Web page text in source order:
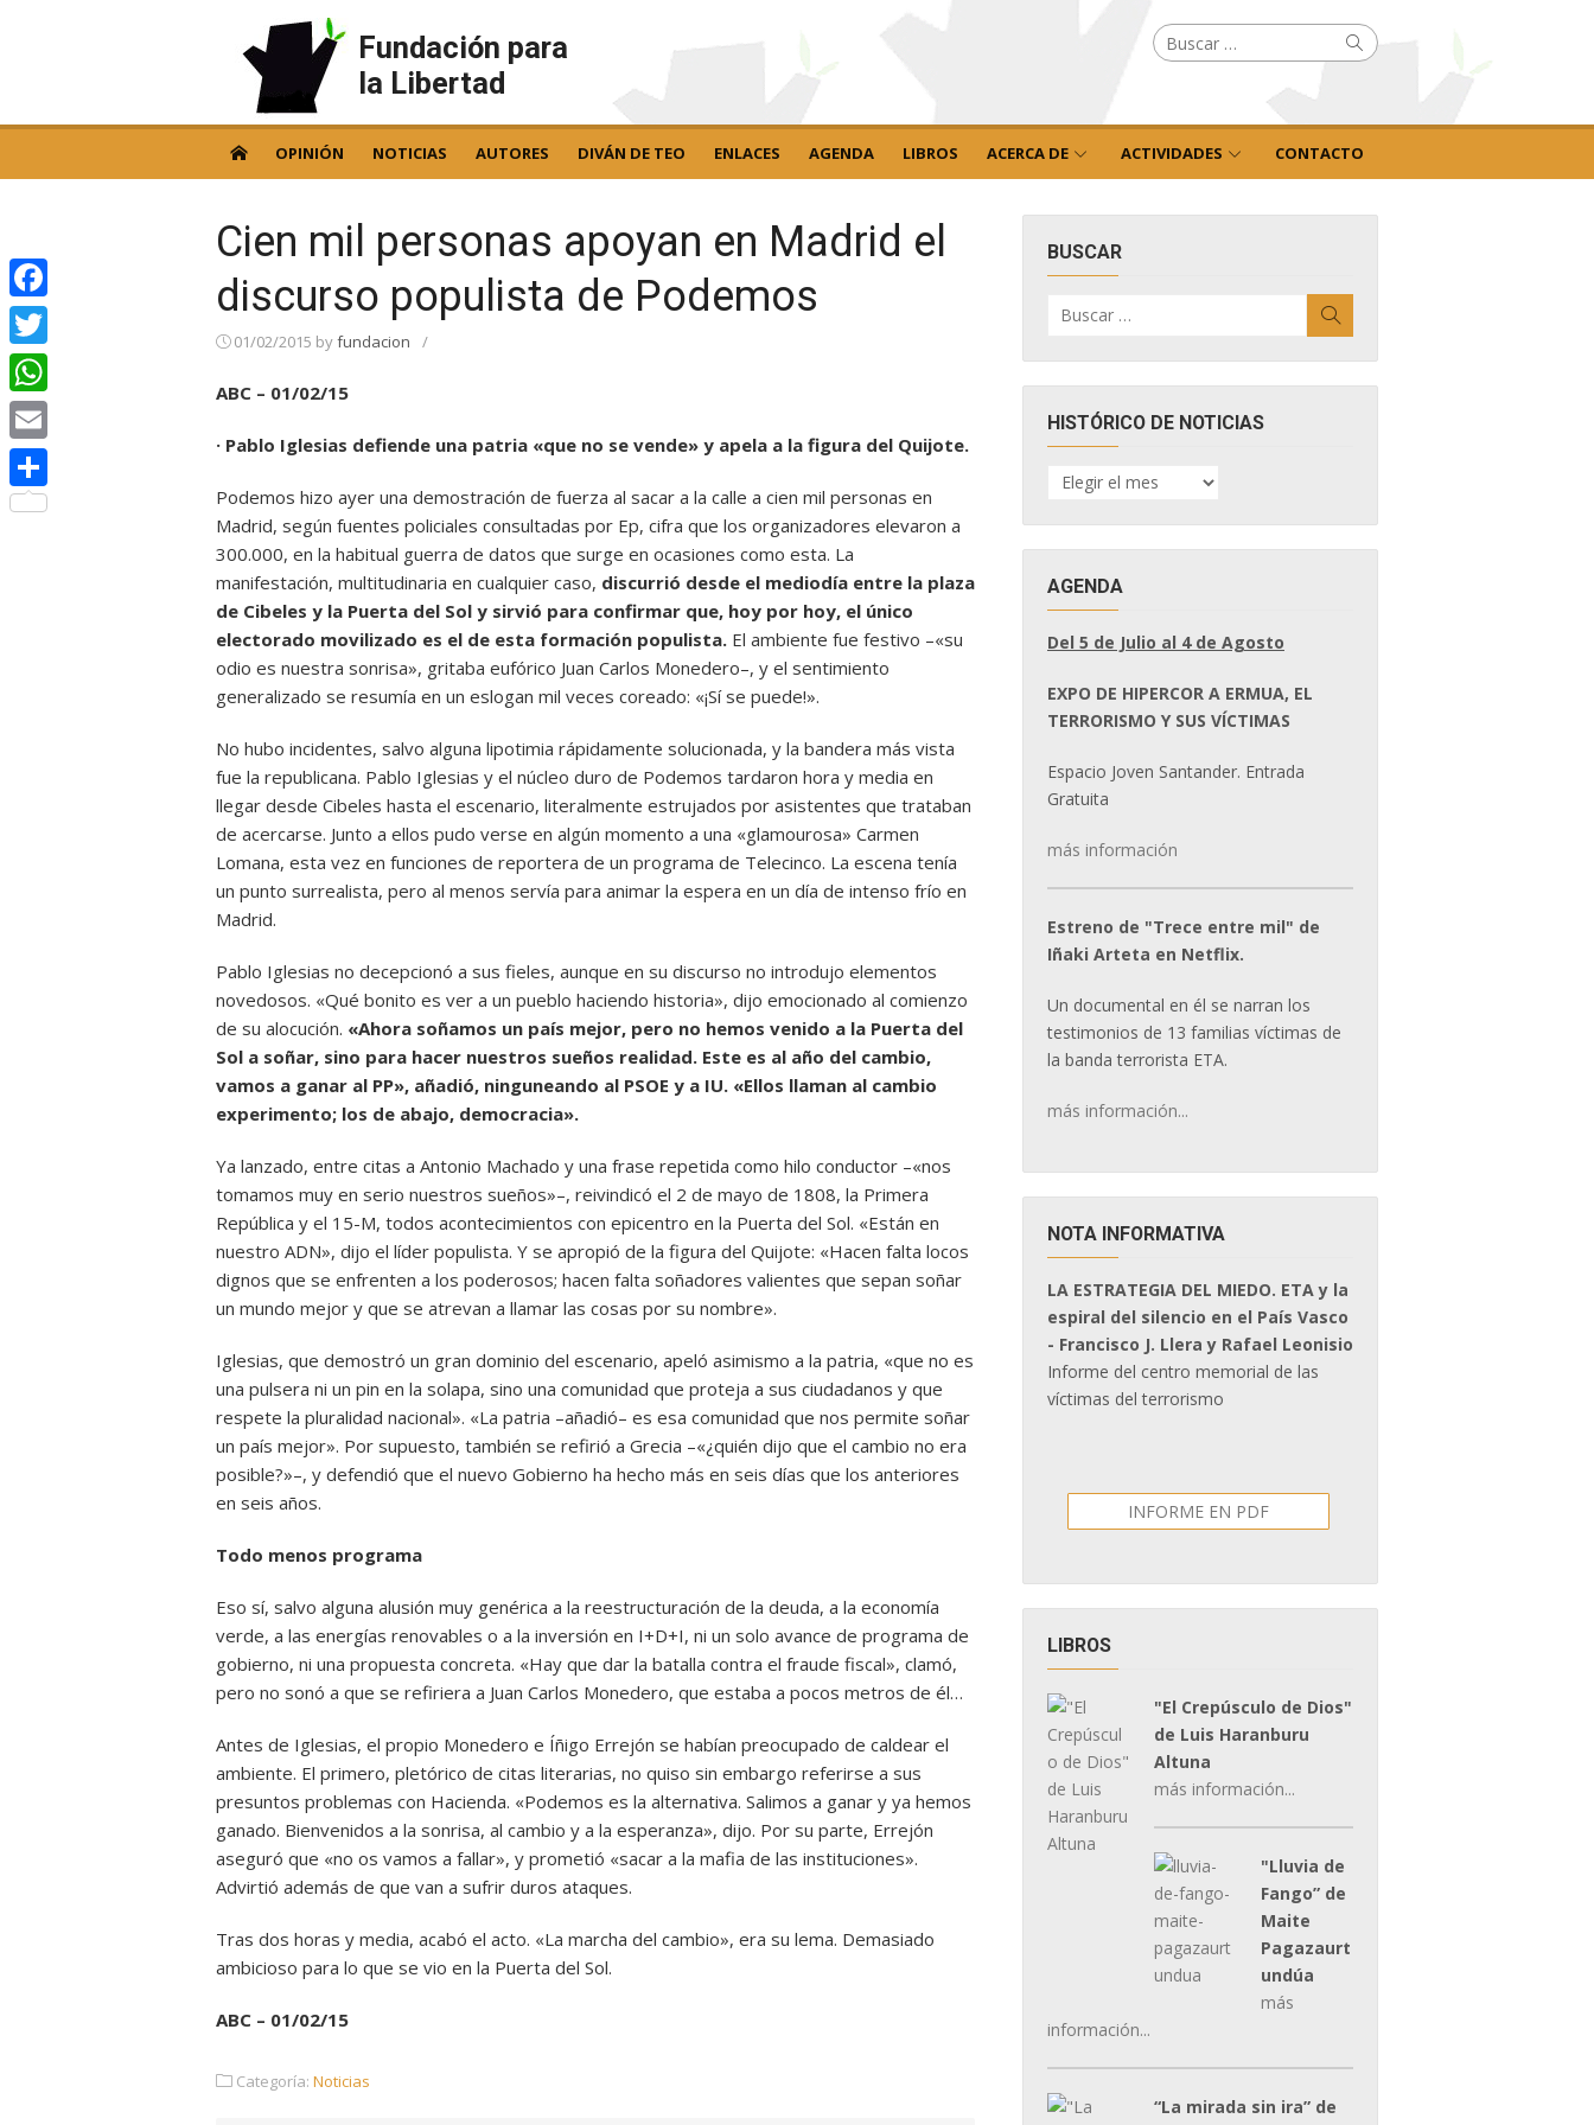
Fundación para
la Libertad
Buscar
por: Buscar
OPINIÓN NOTICIAS AUTORES DIVÁN DE TEO ENLACES AGENDA LIBROS ACERCA DE ACTIVIDADES CONTACTO
Cien mil personas apoyan en Madrid el
discurso populista de Podemos
01/02/2015 byfundacion /
ABC – 01/02/15
· Pablo Iglesias defiende una patria «que no se vende» y apela a la figura del Quijote.
Podemos hizo ayer una demostración de fuerza al sacar a la calle a cien mil personas en
Madrid, según fuentes policiales consultadas por Ep, cifra que los organizadores elevaron a
300.000, en la habitual guerra de datos que surge en ocasiones como esta. La
manifestación, multitudinaria en cualquier caso, discurrió desde el mediodía entre la plaza
de Cibeles y la Puerta del Sol y sirvió para confirmar que, hoy por hoy, el único
electorado movilizado es el de esta formación populista. El ambiente fue festivo –«su
odio es nuestra sonrisa», gritaba eufórico Juan Carlos Monedero–, y el sentimiento
generalizado se resumía en un eslogan mil veces coreado: «¡Sí se puede!».
No hubo incidentes, salvo alguna lipotimia rápidamente solucionada, y la bandera más vista
fue la republicana. Pablo Iglesias y el núcleo duro de Podemos tardaron hora y media en
llegar desde Cibeles hasta el escenario, literalmente estrujados por asistentes que trataban
de acercarse. Junto a ellos pudo verse en algún momento a una «glamourosa» Carmen
Lomana, esta vez en funciones de reportera de un programa de Telecinco. La escena tenía
un punto surrealista, pero al menos servía para animar la espera en un día de intenso frío en
Madrid.
Pablo Iglesias no decepcionó a sus fieles, aunque en su discurso no introdujo elementos
novedosos. «Qué bonito es ver a un pueblo haciendo historia», dijo emocionado al comienzo
de su alocución. «Ahora soñamos un país mejor, pero no hemos venido a la Puerta del
Sol a soñar, sino para hacer nuestros sueños realidad. Este es al año del cambio,
vamos a ganar al PP», añadió, ninguneando al PSOE y a IU. «Ellos llaman al cambio
experimento; los de abajo, democracia».
Ya lanzado, entre citas a Antonio Machado y una frase repetida como hilo conductor –«nos
tomamos muy en serio nuestros sueños»–, reivindicó el 2 de mayo de 1808, la Primera
República y el 15-M, todos acontecimientos con epicentro en la Puerta del Sol. «Están en
nuestro ADN», dijo el líder populista. Y se apropió de la figura del Quijote: «Hacen falta locos
dignos que se enfrenten a los poderosos; hacen falta soñadores valientes que sepan soñar
un mundo mejor y que se atrevan a llamar las cosas por su nombre».
Iglesias, que demostró un gran dominio del escenario, apeló asimismo a la patria, «que no es
una pulsera ni un pin en la solapa, sino una comunidad que proteja a sus ciudadanos y que
respete la pluralidad nacional». «La patria –añadió– es esa comunidad que nos permite soñar
un país mejor». Por supuesto, también se refirió a Grecia –«¿quién dijo que el cambio no era
posible?»–, y defendió que el nuevo Gobierno ha hecho más en seis días que los anteriores
en seis años.
Todo menos programa
Eso sí, salvo alguna alusión muy genérica a la reestructuración de la deuda, a la economía
verde, a las energías renovables o a la inversión en I+D+I, ni un solo avance de programa de
gobierno, ni una propuesta concreta. «Hay que dar la batalla contra el fraude fiscal», clamó,
pero no sonó a que se refiriera a Juan Carlos Monedero, que estaba a pocos metros de él…
Antes de Iglesias, el propio Monedero e Íñigo Errejón se habían preocupado de caldear el
ambiente. El primero, pletórico de citas literarias, no quiso sin embargo referirse a sus
presuntos problemas con Hacienda. «Podemos es la alternativa. Salimos a ganar y ya hemos
ganado. Bienvenidos a la sonrisa, al cambio y a la esperanza», dijo. Por su parte, Errejón
aseguró que «no os vamos a fallar», y prometió «sacar a la mafia de las instituciones».
Advirtió además de que van a sufrir duros ataques.
Tras dos horas y media, acabó el acto. «La marcha del cambio», era su lema. Demasiado
ambicioso para lo que se vio en la Puerta del Sol.
ABC – 01/02/15
Categoría: Noticias
BUSCAR
por:
HISTÓRICO DE NOTICIAS
HISTÓRICO
DE
AGENDA
Del 5 de Julio al 4 de Agosto
EXPO DE HIPERCOR A ERMUA, EL
TERRORISMO Y SUS VÍCTIMAS
Espacio Joven Santander. Entrada
Gratuita
más información
Estreno de "Trece entre mil" de
Iñaki Arteta en Netflix.
Un documental en él se narran los
testimonios de 13 familias víctimas de
la banda terrorista ETA.
más información...
NOTA INFORMATIVA
LA ESTRATEGIA DEL MIEDO. ETA y la
espiral del silencio en el País Vasco
- Francisco J. Llera y Rafael Leonisio
Informe del centro memorial de las
víctimas del terrorismo
INFORME EN PDF
LIBROS
"El Crepúsculo de Dios"
de Luis Haranburu
Altuna
más información...
"Lluvia de
Fango” de
Maite
Pagazaurt
undúa
más
información...
“La mirada sin ira” de
Facebook
Twitter
WhatsApp
Email
Compartir